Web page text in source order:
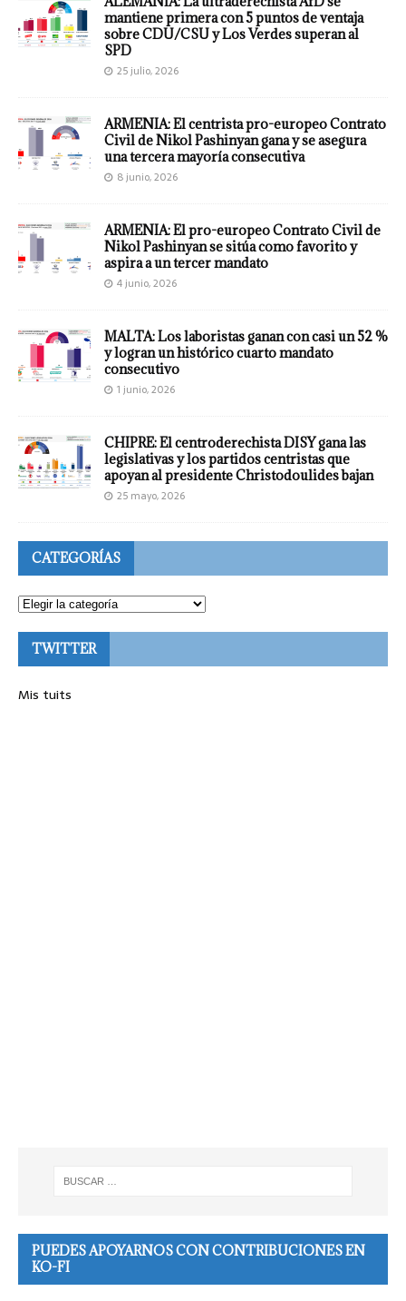
mantiene primera con 5 puntos de ventaja
sobre CDU/CSU y Los Verdes superan al
SPD
25 julio, 2026
ARMENIA: El centrista pro-europeo Contrato
Civil de Nikol Pashinyan gana y se asegura
una tercera mayoría consecutiva
8 junio, 2026
ARMENIA: El pro-europeo Contrato Civil de
Nikol Pashinyan se sitúa como favorito y
aspira a un tercer mandato
4 junio, 2026
MALTA: Los laboristas ganan con casi un 52 %
y logran un histórico cuarto mandato
consecutivo
1 junio, 2026
CHIPRE: El centroderechista DISY gana las
legislativas y los partidos centristas que
apoyan al presidente Christodoulides bajan
25 mayo, 2026
CATEGORÍAS
TWITTER
Mis tuits
PUEDES APOYARNOS CON CONTRIBUCIONES EN
KO-FI